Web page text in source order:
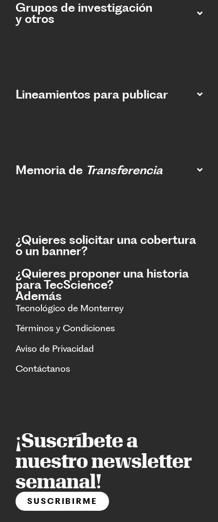
Grupos de investigación
y otros
Lineamientos para publicar
Memoria de Transferencia
¿Quieres solicitar una cobertura
o un banner?
¿Quieres proponer una historia
para TecScience?
Además
Tecnológico de Monterrey
Términos y Condiciones
Aviso de Privacidad
Contáctanos
¡Suscríbete a
nuestro newsletter
semanal!
SUSCRIBIRME